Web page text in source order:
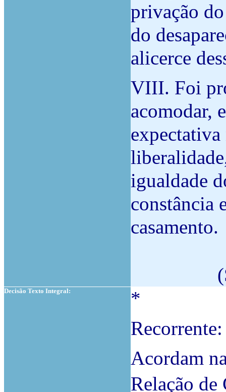
privação
do
alicerce
VIII. Foi
acomodar,
expectativa
igualdade
constância
casamento.
Decisão Texto Integral:
*
Acordam
Relação de